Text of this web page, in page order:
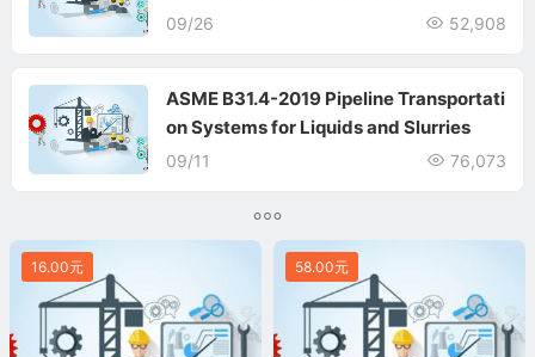
09/26 52,908
ASME B31.4-2019 Pipeline Transportati
on Systems for Liquids and Slurries
09/11 76,073
16.00元 58.00元